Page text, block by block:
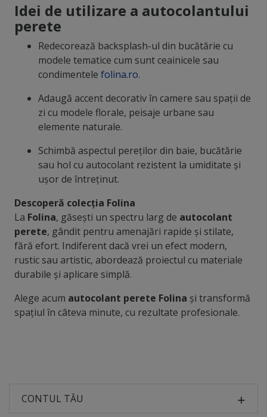
Idei de utilizare a autocolantului
perete
Redecorează backsplash-ul din bucătărie cu
modele tematice cum sunt ceainicele sau
condimentele folina.ro.
Adaugă accent decorativ în camere sau spații de
zi cu modele florale, peisaje urbane sau
elemente naturale.
Schimbă aspectul pereților din baie, bucătărie
sau hol cu autocolant rezistent la umiditate și
ușor de întreținut.
Descoperă colecția Folina
La Folina, găsești un spectru larg de autocolant
perete, gândit pentru amenajări rapide și stilate,
fără efort. Indiferent dacă vrei un efect modern,
rustic sau artistic, abordează proiectul cu materiale
durabile și aplicare simplă.
Alege acum autocolant perete Folina și transformă
spațiul în câteva minute, cu rezultate profesionale.
CONTUL TĂU